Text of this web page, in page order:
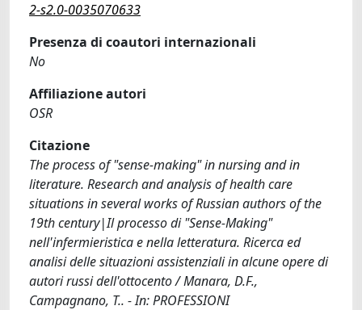
2-s2.0-0035070633
Presenza di coautori internazionali
No
Affiliazione autori
OSR
Citazione
The process of "sense-making" in nursing and in
literature. Research and analysis of health care
situations in several works of Russian authors of the
19th century|Il processo di "Sense-Making"
nell'infermieristica e nella letteratura. Ricerca ed
analisi delle situazioni assistenziali in alcune opere di
autori russi dell'ottocento / Manara, D.F.,
Campagnano, T.. - In: PROFESSIONI